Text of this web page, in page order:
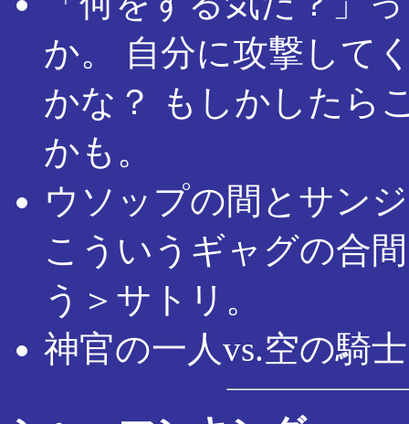
か。 自分に攻撃して
かな？ もしかしたら
かも。
ウソップの間とサン
こういうギャグの合
う＞サトリ。
神官の一人vs.空の騎